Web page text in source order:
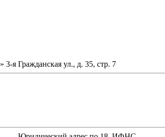
» 3-я Гражданская ул., д. 35, стр. 7